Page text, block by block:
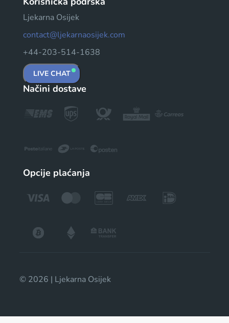
Ljekarna Osijek
contact@ljekarnaosijek.com
+44-203-514-1638
LIVE CHAT
Načini dostave
Opcije plaćanja
© 2026 | Ljekarna Osijek